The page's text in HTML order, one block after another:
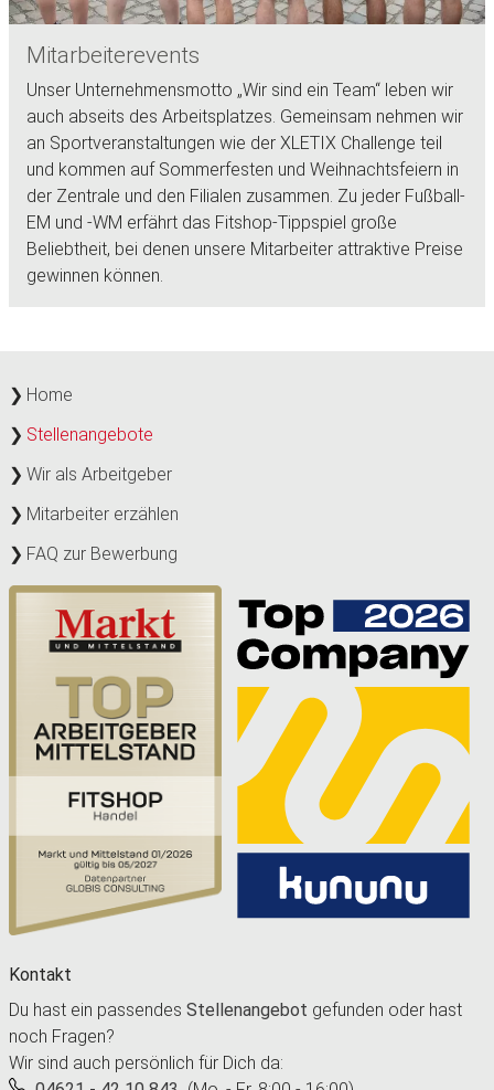
Mitarbeiterevents
Unser Unternehmensmotto „Wir sind ein Team“ leben wir
auch abseits des Arbeitsplatzes. Gemeinsam nehmen wir
an Sportveranstaltungen wie der XLETIX Challenge teil
und kommen auf Sommerfesten und Weihnachtsfeiern in
der Zentrale und den Filialen zusammen. Zu jeder Fußball-
EM und -WM erfährt das Fitshop-Tippspiel große
Beliebtheit, bei denen unsere Mitarbeiter attraktive Preise
gewinnen können.
Home
Stellenangebote
Wir als Arbeitgeber
Mitarbeiter erzählen
FAQ zur Bewerbung
Kontakt
Du hast ein passendes Stellenangebot gefunden oder hast
noch Fragen?
Wir sind auch persönlich für Dich da: